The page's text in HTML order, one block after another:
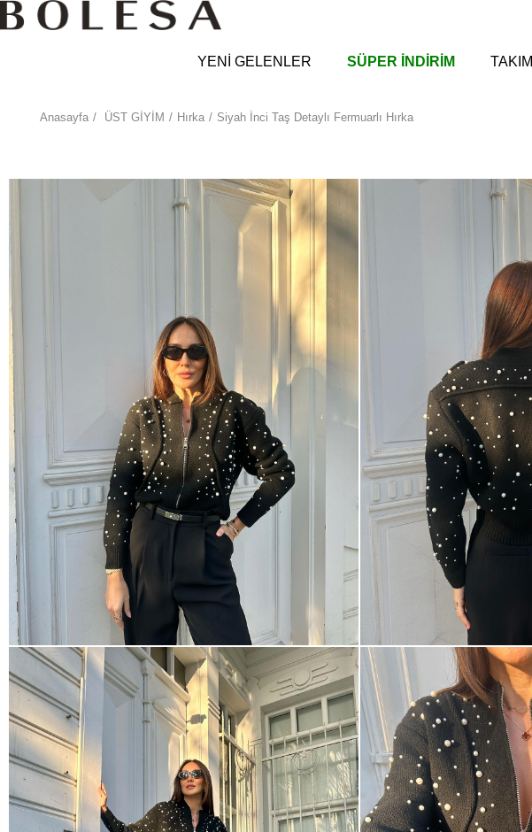
YENİ GELENLER SÜPER İNDİRİM TAKIM
Anasayfa ÜST GİYİM Hırka Siyah İnci Taş Detaylı Fermuarlı Hırka